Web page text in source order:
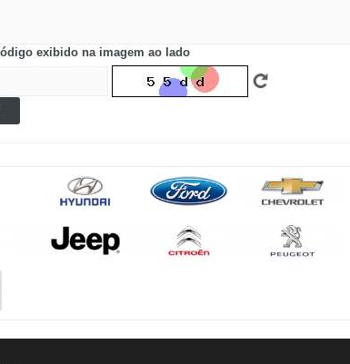
exibido na imagem ao lado